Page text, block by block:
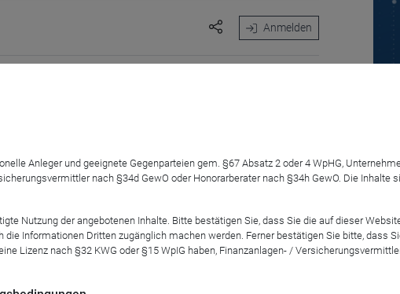
Anmelden
Energien profitieren? Freuen Sie sich auf
zweimal im Jahr. Der nächste Termin findet Mitte des
Moderation
Anleger und geeignete Gegenparteien gem. §67 Absatz 2 oder 4 WpHG,
nach §34d GewO oder Honorarberater nach §34h GewO. Die Inhalte
Nutzung der angebotenen Inhalte. Bitte bestätigen Sie, dass Sie die auf dieser
Informationen Dritten zugänglich machen werden. Ferner bestätigen Sie bitte, dass
Lizenz nach §32 KWG oder §15 WpIG haben, Finanzanlagen- /